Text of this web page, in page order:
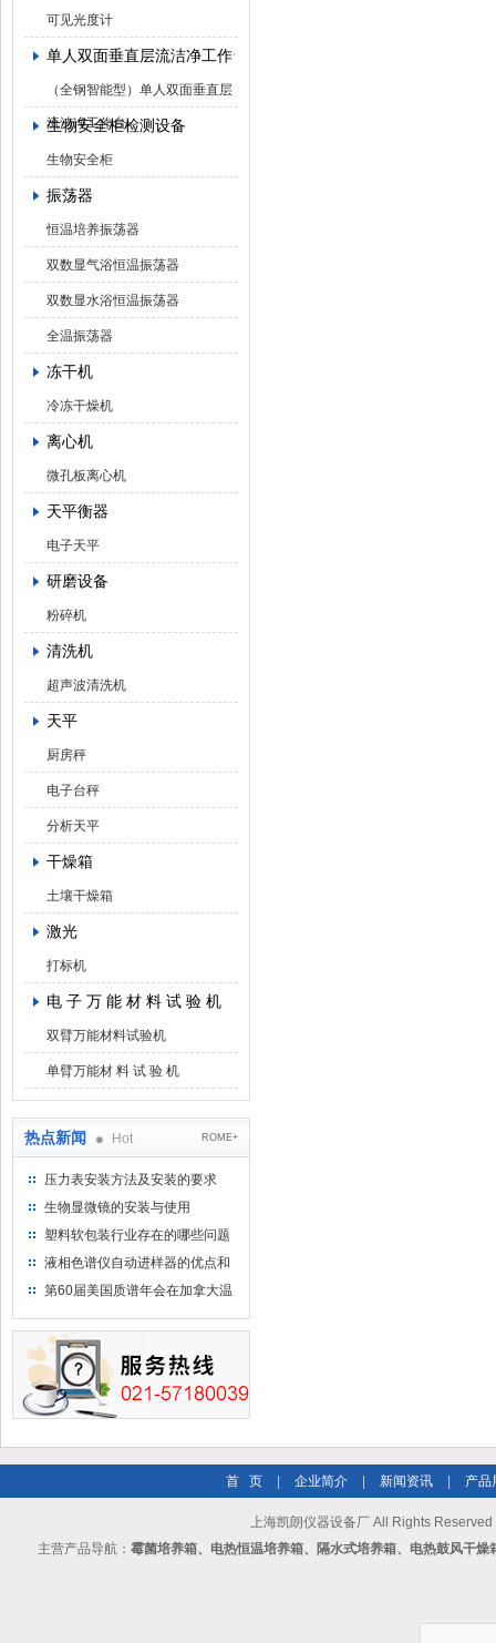
可见光度计
单人双面垂直层流洁净工作台
（全钢智能型）单人双面垂直层
流洁净工作台
生物安全柜检测设备
生物安全柜
振荡器
恒温培养振荡器
双数显气浴恒温振荡器
双数显水浴恒温振荡器
全温振荡器
冻干机
冷冻干燥机
离心机
微孔板离心机
天平衡器
电子天平
研磨设备
粉碎机
清洗机
超声波清洗机
天平
厨房秤
电子台秤
分析天平
干燥箱
土壤干燥箱
激光
打标机
电 子 万 能 材 料 试 验 机
双臂万能材料试验机
单臂万能材 料 试 验 机
热点新闻 Hot ROME+
压力表安装方法及安装的要求
生物显微镜的安装与使用
塑料软包装行业存在的哪些问题
液相色谱仪自动进样器的优点和
维护
第60届美国质谱年会在加拿大温
首 页 企业简介 新闻资讯 产品
上海凯朗仪器设备厂 All Rights Reserved
主营产品导航： 霉菌培养箱、电热恒温培养箱、隔水式培养箱、电热鼓风干